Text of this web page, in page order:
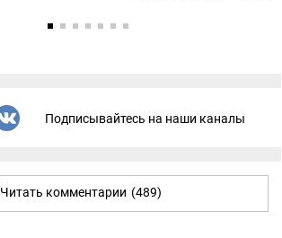
Подписывайтесь на наши каналы
Читать комментарии (489)